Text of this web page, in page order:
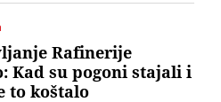
pri kraju isplata vlasnika lokala,
početi rasklapanje objekta zbog
Rafinerije
Kad su pogoni stajali i
to koštalo